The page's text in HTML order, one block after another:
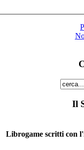
Il
Librogame scritti con